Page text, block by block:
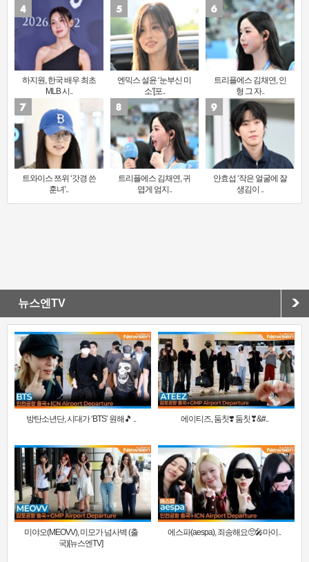
하지원, 한국 배우 최초
MLB 시..
엔믹스 설윤 ‘눈부신 미
소’[포..
트리플에스 김채연, 인
형 그 자..
트와이스 쯔위 ‘갓경 쓴
훈녀’..
트리플에스 김채연, 귀
엽게 엄지..
안효섭 ‘작은 얼굴에 잘
생김이 ..
뉴스엔TV
방탄소년단, 시대가 ‘BTS’ 원해🎵 .. 에이티즈, 둠칫❣️ 둠칫❣&#..
미야오(MEOVV), 미모가 넘사벽 (출
국)[뉴스엔TV]
에스파(aespa), 죄송해요🥺🎤마이..